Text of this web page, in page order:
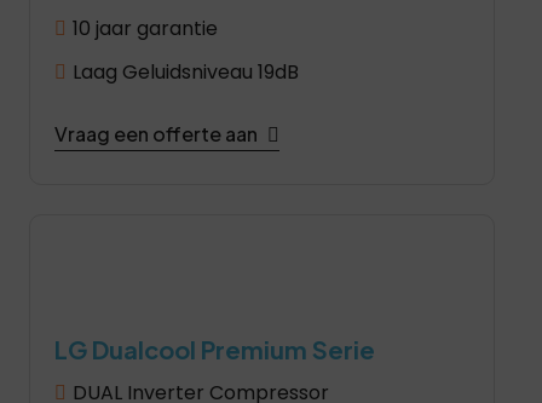
10 jaar garantie
Laag Geluidsniveau 19dB
Vraag een offerte aan
LG Dualcool Premium Serie
DUAL Inverter Compressor